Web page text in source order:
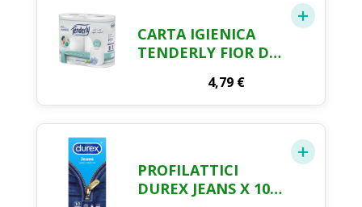
CARTA IGIENICA
TENDERLY FIOR DI
4,79 €
PROFILATTICI
DUREX JEANS X 10